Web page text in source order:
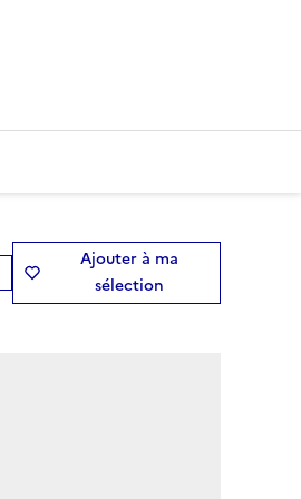
Ajouter à ma
sélection